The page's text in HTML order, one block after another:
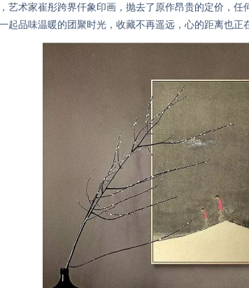
术家崔彤跨界仟象印画，抛去了原作昂贵的定价，任
起品味温暖的团聚时光，收藏不再遥远，心的距离也正